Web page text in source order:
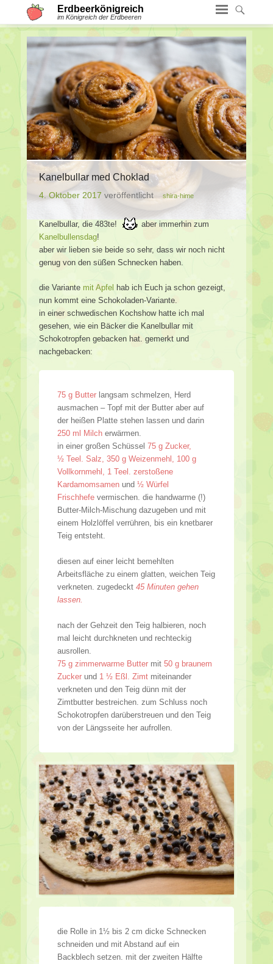
Erdbeerkönigreich
im Königreich der Erdbeeren
Kanelbullar med Choklad
4. Oktober 2017 veröffentlicht shira-hime
Kanelbullar, die 483te!
aber immerhin zum
Kanelbullensdag!
aber wir lieben sie beide so sehr, dass wir noch nicht
genug von den süßen Schnecken haben.
die Variante mit Apfel hab ich Euch ja schon gezeigt,
nun kommt eine Schokoladen-Variante.
in einer schwedischen Kochshow hatte ich mal
gesehen, wie ein Bäcker die Kanelbullar mit
Schokotropfen gebacken hat. gemerkt und
nachgebacken:
75 g Butter langsam schmelzen, Herd
ausmachen – Topf mit der Butter aber auf
der heißen Platte stehen lassen und darin
250 ml Milch erwärmen.
in einer großen Schüssel 75 g Zucker,
½ Teel. Salz, 350 g Weizenmehl, 100 g
Vollkornmehl, 1 Teel. zerstoßene
Kardamomsamen und ½ Würfel
Frischhefe vermischen. die handwarme (!)
Butter-Milch-Mischung dazugeben und mit
einem Holzlöffel verrühren, bis ein knetbarer
Teig entsteht.
diesen auf einer leicht bemehlten
Arbeitsfläche zu einem glatten, weichen Teig
verkneten. zugedeckt 45 Minuten gehen
lassen.
nach der Gehzeit den Teig halbieren, noch
mal leicht durchkneten und rechteckig
ausrollen.
75 g zimmerwarme Butter mit 50 g braunem
Zucker und 1 ½ Eßl. Zimt miteinander
verkneten und den Teig dünn mit der
Zimtbutter bestreichen. zum Schluss noch
Schokotropfen darüberstreuen und den Teig
von der Längsseite her aufrollen.
die Rolle in 1½ bis 2 cm dicke Schnecken
schneiden und mit Abstand auf ein
Backblech setzen. mit der zweiten Hälfte